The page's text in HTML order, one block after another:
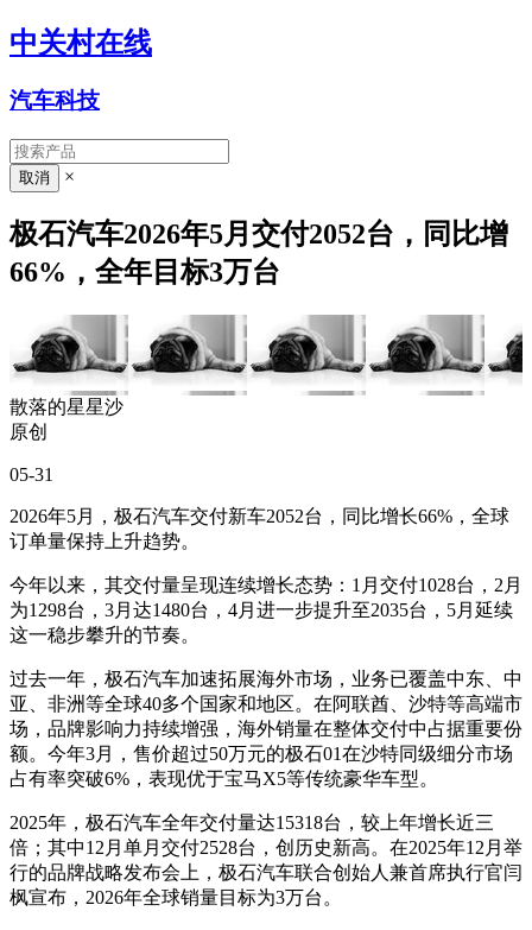
中关村在线
汽车科技
×
极石汽车2026年5月交付2052台，同比增
66%，全年目标3万台
散落的星星沙
原创
05-31
2026年5月，极石汽车交付新车2052台，同比增长66%，全球
订单量保持上升趋势。
今年以来，其交付量呈现连续增长态势：1月交付1028台，2月
为1298台，3月达1480台，4月进一步提升至2035台，5月延续
这一稳步攀升的节奏。
过去一年，极石汽车加速拓展海外市场，业务已覆盖中东、中
亚、非洲等全球40多个国家和地区。在阿联酋、沙特等高端市
场，品牌影响力持续增强，海外销量在整体交付中占据重要份
额。今年3月，售价超过50万元的极石01在沙特同级细分市场
占有率突破6%，表现优于宝马X5等传统豪华车型。
2025年，极石汽车全年交付量达15318台，较上年增长近三
倍；其中12月单月交付2528台，创历史新高。在2025年12月举
行的品牌战略发布会上，极石汽车联合创始人兼首席执行官闫
枫宣布，2026年全球销量目标为3万台。